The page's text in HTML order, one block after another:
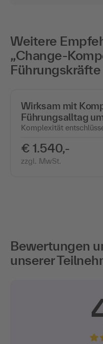
Weitere
„Change-
Führungskräfte
Wirksam mit
Führungsalltag
Komplexität
€ 1.540,-
zzgl. MwSt.
Bewertungen
unserer